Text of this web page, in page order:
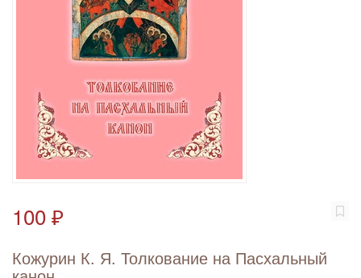
100 ₽
Кожурин К. Я. Толкование на Пасхальный